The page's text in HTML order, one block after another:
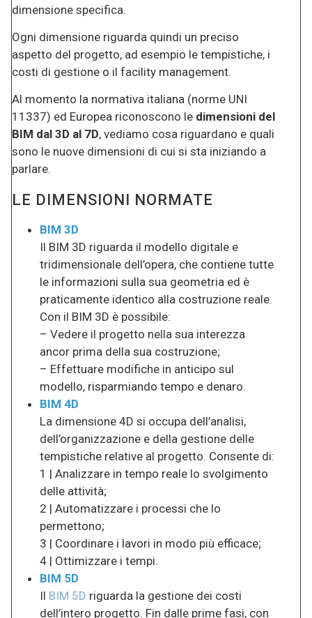
dimensione specifica.
Ogni dimensione riguarda quindi un preciso
aspetto del progetto, ad esempio le tempistiche, i
costi di gestione o il facility management.
Al momento la normativa italiana (norme UNI
11337) ed Europea riconoscono le dimensioni del
BIM dal 3D al 7D, vediamo cosa riguardano e quali
sono le nuove dimensioni di cui si sta iniziando a
parlare.
LE DIMENSIONI NORMATE
BIM 3D
Il BIM 3D riguarda il modello digitale e
tridimensionale dell’opera, che contiene tutte
le informazioni sulla sua geometria ed è
praticamente identico alla costruzione reale.
Con il BIM 3D è possibile:
– Vedere il progetto nella sua interezza
ancor prima della sua costruzione;
– Effettuare modifiche in anticipo sul
modello, risparmiando tempo e denaro.
BIM 4D
La dimensione 4D si occupa dell’analisi,
dell’organizzazione e della gestione delle
tempistiche relative al progetto. Consente di:
1 | Analizzare in tempo reale lo svolgimento
delle attività;
2 | Automatizzare i processi che lo
permettono;
3 | Coordinare i lavori in modo più efficace;
4 | Ottimizzare i tempi.
BIM 5D
Il BIM 5D riguarda la gestione dei costi
dell’intero progetto. Fin dalle prime fasi, con